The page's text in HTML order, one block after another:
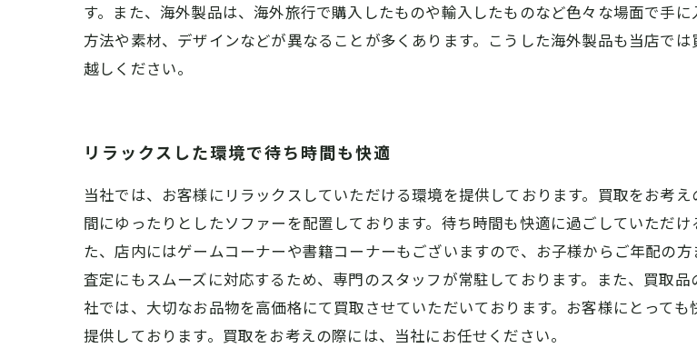
す。また、海外製品は、海外旅行で購入したものや輸入したものなど色々な場面で手
方法や素材、デザインなどが異なることが多くあります。こうした海外製品も当店で
越しください。
リラックスした環境で待ち時間も快適
当社では、お客様にリラックスしていただける環境を提供しております。買取をお考
間にゆったりとしたソファーを配置しております。待ち時間も快適に過ごしていただ
た、店内にはゲームコーナーや書籍コーナーもございますので、お子様からご年配の
査定にもスムーズに対応するため、専門のスタッフが常駐しております。また、買取
社では、大切なお品物を高価格にて買取させていただいております。お客様にとって
提供しております。買取をお考えの際には、当社にお任せください。